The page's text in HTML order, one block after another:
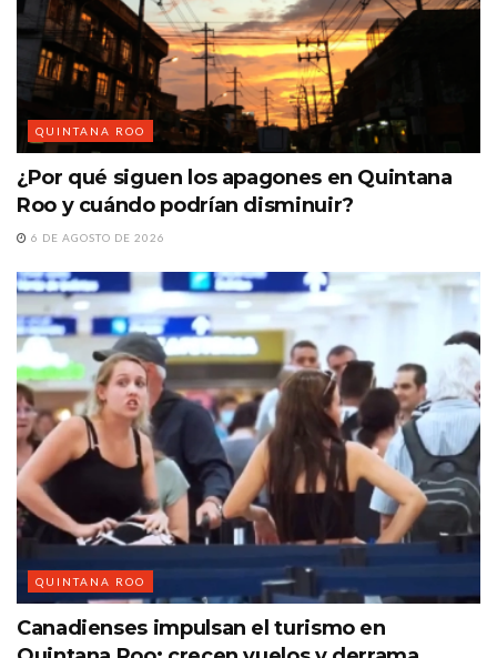
QUINTANA ROO
¿Por qué siguen los apagones en Quintana
Roo y cuándo podrían disminuir?
6 DE AGOSTO DE 2026
QUINTANA ROO
Canadienses impulsan el turismo en